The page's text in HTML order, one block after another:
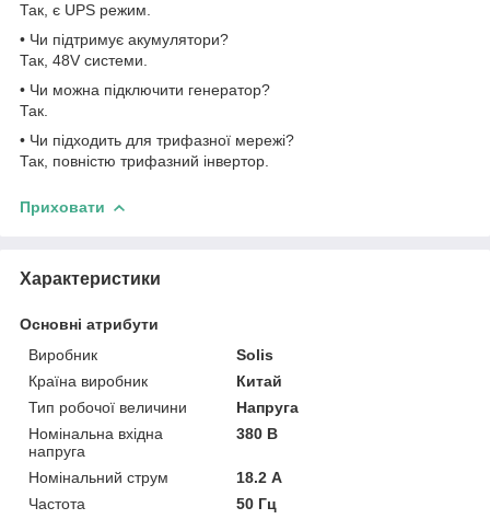
Так, є UPS режим.
• Чи підтримує акумулятори?
Так, 48V системи.
• Чи можна підключити генератор?
Так.
• Чи підходить для трифазної мережі?
Так, повністю трифазний інвертор.
Приховати
Характеристики
Основні атрибути
Виробник
Solis
Країна виробник
Китай
Тип робочої величини
Напруга
Номінальна вхідна
напруга
380 В
Номінальний струм
18.2 А
Частота
50 Гц